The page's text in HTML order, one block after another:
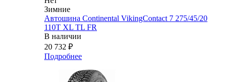
Зимние
Автошина Continental VikingContact 7 275/45/20
110T XL TL FR
В наличии
20 732 ₽
Подробнее